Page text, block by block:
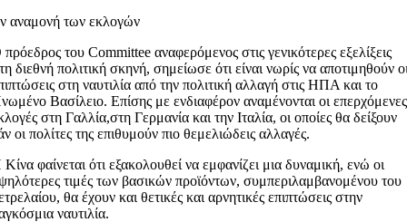
αναμονή των εκλογών
του Committee αναφερόμενος στις γενικότερες εξελίξεις
διεθνή πολιτική σκηνή, σημείωσε ότι είναι νωρίς να αποτιμηθούν
στη ναυτιλία από την πολιτική αλλαγή στις ΗΠΑ και το
Βασίλειο. Επίσης με ενδιαφέρον αναμένονται οι επερχόμενες
στη Γαλλία,στη Γερμανία και την Ιταλία, οι οποίες θα δείξουν
οι πολίτες της επιθυμούν πιο θεμελιώδεις αλλαγές.
φαίνεται ότι εξακολουθεί να εμφανίζει μια δυναμική, ενώ οι
τιμές των βασικών προϊόντων, συμπεριλαμβανομένου του
θα έχουν και θετικές και αρνητικές επιπτώσεις στην
ναυτιλία.